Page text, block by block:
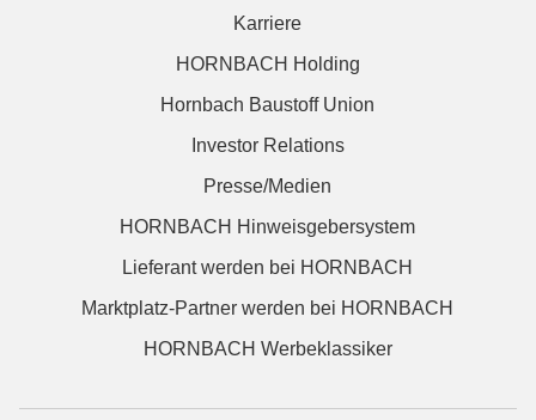
Karriere
HORNBACH Holding
Hornbach Baustoff Union
Investor Relations
Presse/Medien
HORNBACH Hinweisgebersystem
Lieferant werden bei HORNBACH
Marktplatz-Partner werden bei HORNBACH
HORNBACH Werbeklassiker